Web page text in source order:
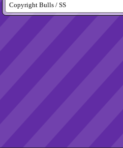
Copyright Bulls / SS